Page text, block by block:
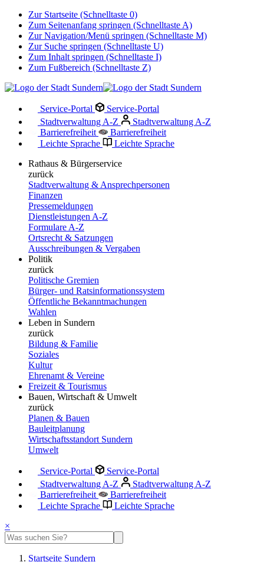
Zur Startseite (Schnelltaste 0)
Zum Seitenanfang springen (Schnelltaste A)
Zur Navigation/Menü springen (Schnelltaste M)
Zur Suche springen (Schnelltaste U)
Zum Inhalt springen (Schnelltaste I)
Zum Fußbereich (Schnelltaste Z)
Service-Portal
Service-Portal
Stadtverwaltung A-Z
Stadtverwaltung A-Z
Barrierefreiheit
Barrierefreiheit
Leichte Sprache
Leichte Sprache
Rathaus & Bürgerservice
zurück
Stadtverwaltung & Ansprechpersonen
Finanzen
Pressemeldungen
Dienstleistungen A-Z
Formulare A-Z
Ortsrecht & Satzungen
Ausschreibungen & Vergaben
Politik
zurück
Politische Gremien
Bürger- und Ratsinformationssystem
Öffentliche Bekanntmachungen
Wahlen
Leben in Sundern
zurück
Bildung & Familie
Soziales
Kultur
Ehrenamt & Vereine
Freizeit & Tourismus
Bauen, Wirtschaft & Umwelt
zurück
Planen & Bauen
Bauleitplanung
Wirtschaftsstandort Sundern
Umwelt
Service-Portal
Service-Portal
Stadtverwaltung A-Z
Stadtverwaltung A-Z
Barrierefreiheit
Barrierefreiheit
Leichte Sprache
Leichte Sprache
×
Startseite Sundern